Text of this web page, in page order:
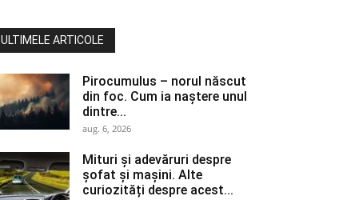
ULTIMELE ARTICOLE
Pirocumulus – norul născut
din foc. Cum ia naștere unul
dintre...
aug. 6, 2026
Mituri și adevăruri despre
șofat și mașini. Alte
curiozități despre acest...